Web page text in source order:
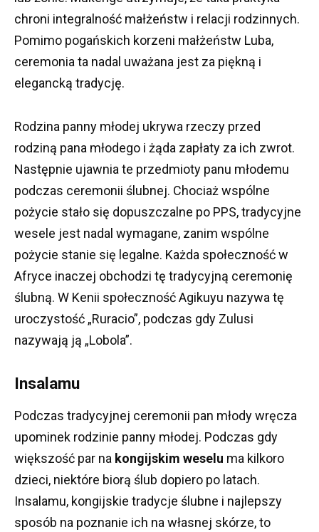
chroni integralność małżeństw i relacji rodzinnych.
Pomimo pogańskich korzeni małżeństw Luba,
ceremonia ta nadal uważana jest za piękną i
elegancką tradycję.
Rodzina panny młodej ukrywa rzeczy przed
rodziną pana młodego i żąda zapłaty za ich zwrot.
Następnie ujawnia te przedmioty panu młodemu
podczas ceremonii ślubnej. Chociaż wspólne
pożycie stało się dopuszczalne po PPS, tradycyjne
wesele jest nadal wymagane, zanim wspólne
pożycie stanie się legalne. Każda społeczność w
Afryce inaczej obchodzi tę tradycyjną ceremonię
ślubną. W Kenii społeczność Agikuyu nazywa tę
uroczystość „Ruracio”, podczas gdy Zulusi
nazywają ją „Lobola”.
Insalamu
Podczas tradycyjnej ceremonii pan młody wręcza
upominek rodzinie panny młodej. Podczas gdy
większość par na kongijskim weselu ma kilkoro
dzieci, niektóre biorą ślub dopiero po latach.
Insalamu, kongijskie tradycje ślubne i najlepszy
sposób na poznanie ich na własnej skórze, to